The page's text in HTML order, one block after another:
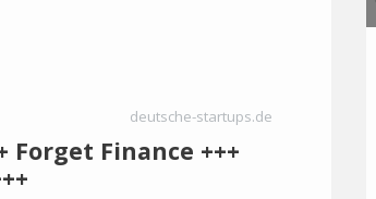
deutsche-startups.de
Finance +++